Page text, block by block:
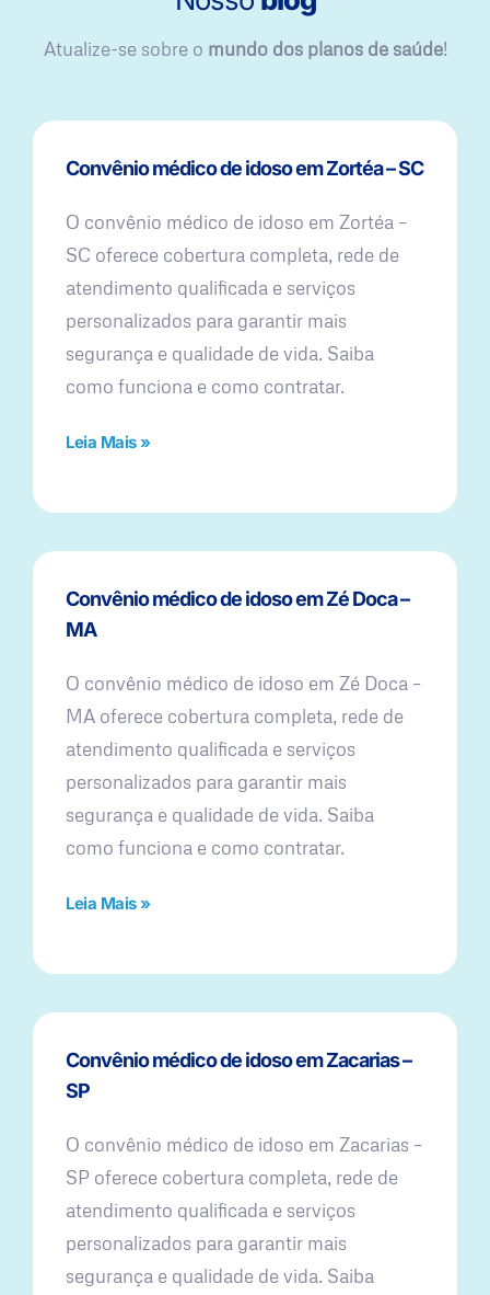
Atualize-se sobre o mundo dos planos de saúde!
Convênio médico de idoso em Zortéa – SC
O convênio médico de idoso em Zortéa –
SC oferece cobertura completa, rede de
atendimento qualificada e serviços
personalizados para garantir mais
segurança e qualidade de vida. Saiba
como funciona e como contratar.
Leia Mais »
Convênio médico de idoso em Zé Doca –
MA
O convênio médico de idoso em Zé Doca –
MA oferece cobertura completa, rede de
atendimento qualificada e serviços
personalizados para garantir mais
segurança e qualidade de vida. Saiba
como funciona e como contratar.
Leia Mais »
Convênio médico de idoso em Zacarias –
SP
O convênio médico de idoso em Zacarias –
SP oferece cobertura completa, rede de
atendimento qualificada e serviços
personalizados para garantir mais
segurança e qualidade de vida. Saiba